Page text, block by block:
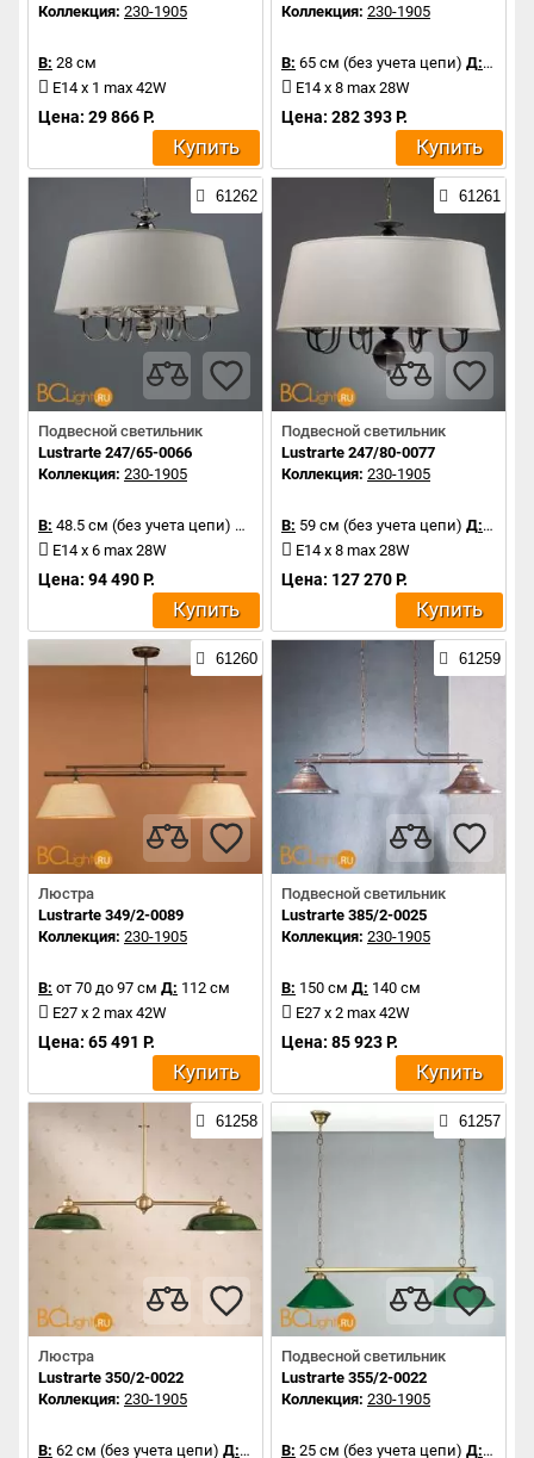
Коллекция: 230-1905
В: 28 см
E14 x 1 max 42W
Цена: 29 866 Р.
Купить
Коллекция: 230-1905
В: 65 см (без учета цепи) Д:85 см
E14 x 8 max 28W
Цена: 282 393 Р.
Купить
61262
Подвесной светильник
Lustrarte 247/65-0066
Коллекция: 230-1905
В: 48.5 см (без учета цепи) Д:
65 см
E14 x 6 max 28W
Цена: 94 490 Р.
Купить
61261
Подвесной светильник
Lustrarte 247/80-0077
Коллекция: 230-1905
В: 59 см (без учета цепи) Д:80 см
E14 x 8 max 28W
Цена: 127 270 Р.
Купить
61260
Люстра
Lustrarte 349/2-0089
Коллекция: 230-1905
В: от 70 до 97 см Д: 112 см
E27 x 2 max 42W
Цена: 65 491 Р.
Купить
61259
Подвесной светильник
Lustrarte 385/2-0025
Коллекция: 230-1905
В: 150 см Д: 140 см
E27 x 2 max 42W
Цена: 85 923 Р.
Купить
61258
Люстра
Lustrarte 350/2-0022
Коллекция: 230-1905
В: 62 см (без учета цепи) Д:104 см
61257
Подвесной светильник
Lustrarte 355/2-0022
Коллекция: 230-1905
В: 25 см (без учета цепи) Д:104 см